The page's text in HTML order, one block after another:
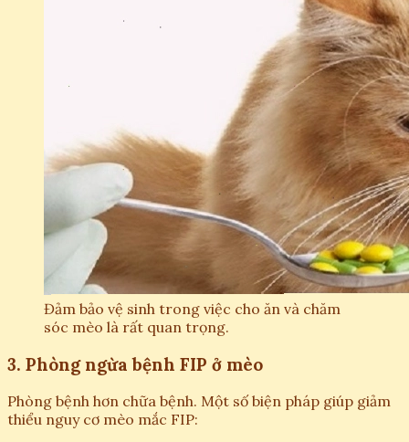
Đảm bảo vệ sinh trong việc cho ăn và chăm
sóc mèo là rất quan trọng.
3. Phòng ngừa bệnh FIP ở mèo
Phòng bệnh hơn chữa bệnh. Một số biện pháp giúp giảm
thiểu nguy cơ mèo mắc FIP: